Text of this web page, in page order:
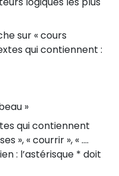
sur « cours
qui contiennent :
»
qui contiennent
», « courrir », « ....
: l’astérisque * doit